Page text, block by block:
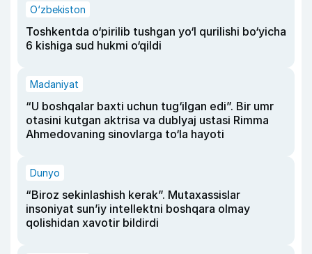
O‘zbekiston
Toshkentda o‘pirilib tushgan yo‘l qurilishi bo‘yicha
6 kishiga sud hukmi o‘qildi
Madaniyat
“U boshqalar baxti uchun tug‘ilgan edi”. Bir umr
otasini kutgan aktrisa va dublyaj ustasi Rimma
Ahmedovaning sinovlarga to‘la hayoti
Dunyo
“Biroz sekinlashish kerak”. Mutaxassislar
insoniyat sun’iy intellektni boshqara olmay
qolishidan xavotir bildirdi